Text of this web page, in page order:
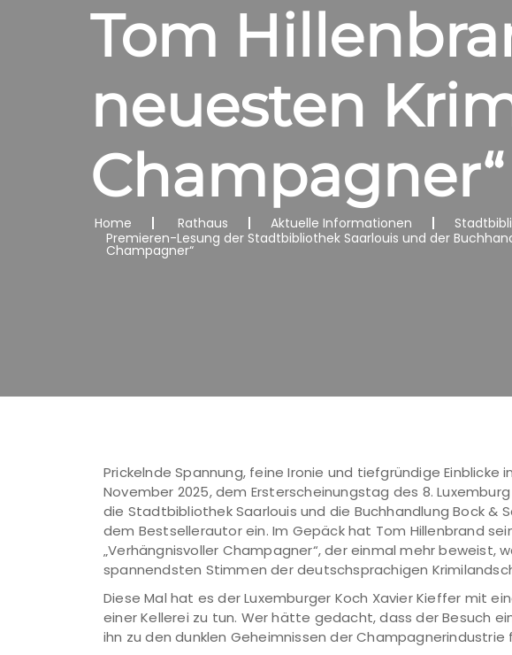
Tom
neuesten
Champagner“
Home Rathaus Aktuelle Informationen
Premieren-Lesung der Stadtbibliothek Saarlouis und der
Champagner“
Prickelnde Spannung, feine Ironie und tiefgründige Einblicke
November 2025, dem Ersterscheinungstag des 8.
die Stadtbibliothek Saarlouis und die Buchhandlung Bock &
dem Bestsellerautor ein. Im Gepäck hat Tom Hillenbrand
„Verhängnisvoller Champagner“, der einmal mehr beweist,
spannendsten Stimmen der deutschsprachigen
Diese Mal hat es der Luxemburger Koch Xavier Kieffer mit
einer Kellerei zu tun. Wer hätte gedacht, dass der Besuch
ihn zu den dunklen Geheimnissen der Champagnerindustrie